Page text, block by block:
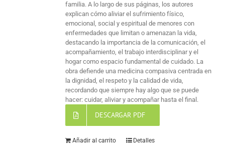
familia. A lo largo de sus páginas, los autores
explican cómo aliviar el sufrimiento físico,
emocional, social y espiritual de menores con
enfermedades que limitan o amenazan la vida,
destacando la importancia de la comunicación, el
acompañamiento, el trabajo interdisciplinar y el
hogar como espacio fundamental de cuidado. La
obra defiende una medicina compasiva centrada en
la dignidad, el respeto y la calidad de vida,
recordando que siempre hay algo que se puede
hacer: cuidar, aliviar y acompañar hasta el final.
DESCARGAR PDF
Añadir al carrito Detalles